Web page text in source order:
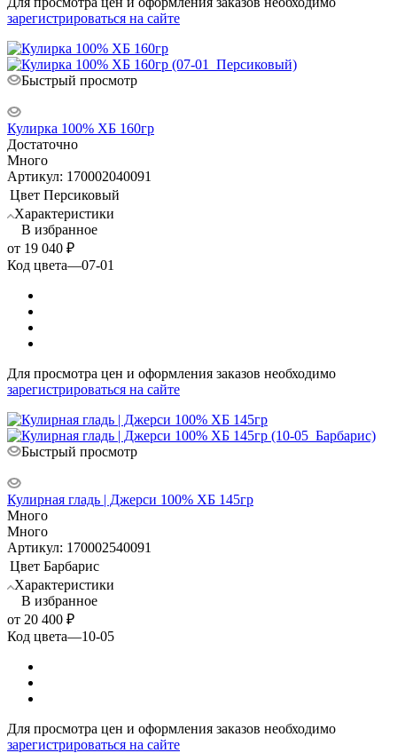
зарегистрироваться на сайте
Быстрый просмотр
Кулирка 100% ХБ 160гр
Достаточно
Много
Артикул: 170002040091
Цвет Персиковый
Характеристики
В избранное
от 19 040 ₽
Код цвета—07-01
Для просмотра цен и оформления заказов необходимо
зарегистрироваться на сайте
Быстрый просмотр
Кулирная гладь | Джерси 100% ХБ 145гр
Много
Много
Артикул: 170002540091
Цвет Барбарис
Характеристики
В избранное
от 20 400 ₽
Код цвета—10-05
Для просмотра цен и оформления заказов необходимо
зарегистрироваться на сайте